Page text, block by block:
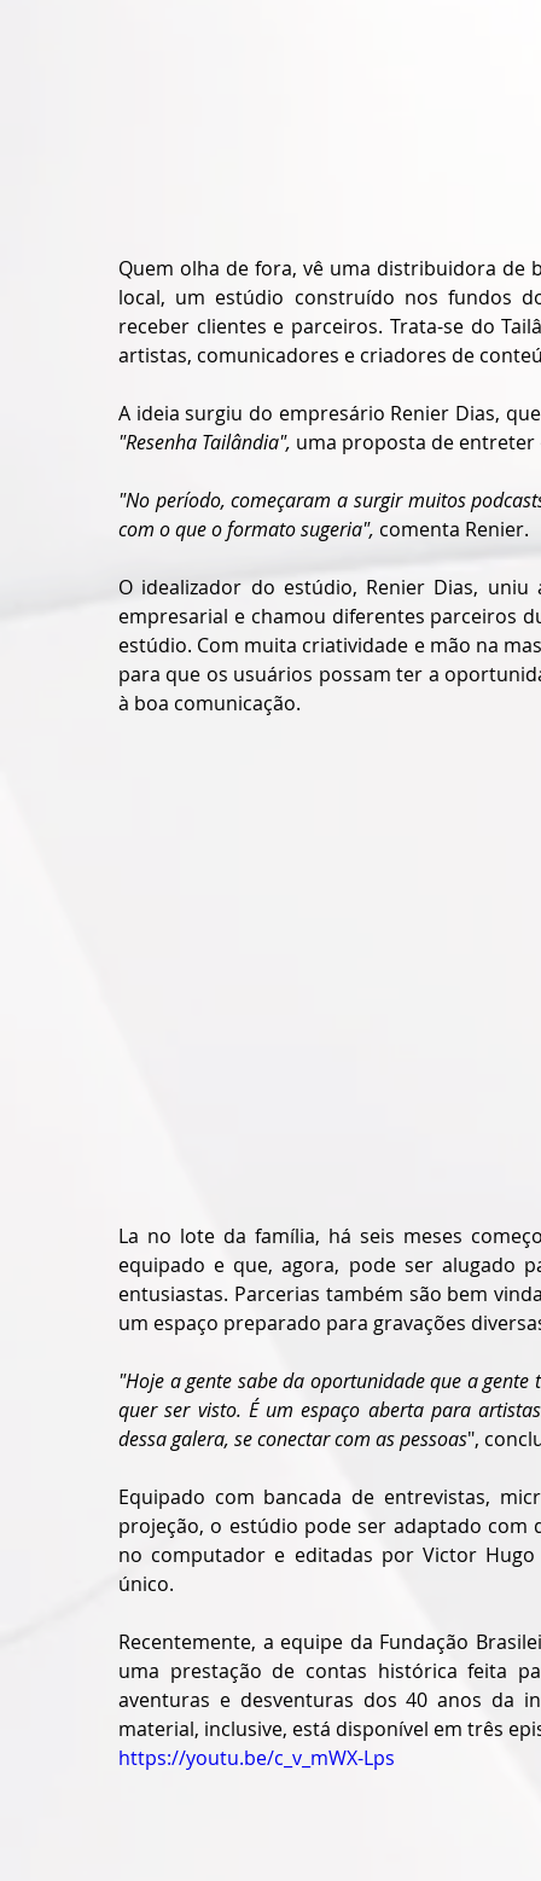
Quem olha de fora, vê uma distribuidora de
local, um estúdio construído nos fundos
receber clientes e parceiros. Trata-se do
artistas, comunicadores e criadores de
"Resenha Tailândia", uma proposta de entreter
"No período, começaram a surgir muitos
com o que o formato sugeria", comenta Renier.
O idealizador do estúdio, Renier Dias,
empresarial e chamou diferentes parceiros
estúdio. Com muita criatividade e mão na
para que os usuários possam ter a
à boa comunicação.
La no lote da família, há seis meses
equipado e que, agora, pode ser alugado
entusiastas. Parcerias também são bem
um espaço preparado para gravações
"Hoje a gente sabe da oportunidade que a
quer ser visto. É um espaço aberta para
dessa galera, se conectar com as pessoas",
Equipado com bancada de entrevistas,
projeção, o estúdio pode ser adaptado com
no computador e editadas por Victor
único.
Recentemente, a equipe da Fundação
uma prestação de contas histórica feita
aventuras e desventuras dos 40 anos da
material, inclusive, está disponível em três
https://youtu.be/c_v_mWX-Lps